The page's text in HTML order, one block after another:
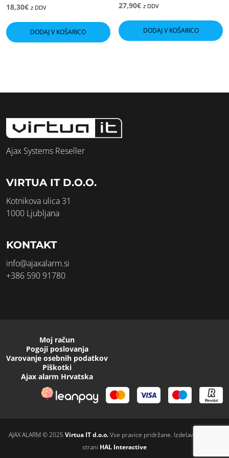
18,30€ z DDV
DODAJ V KOŠARICO
27,90€ z DDV
DODAJ V KOŠARICO
Ajax Systems Reseller
VIRTUA IT D.O.O.
Kotnikova ulica 31
1000 Ljubljana
KONTAKT
info@ajaxalarm.si
+386 590 91780
Moj račun
Pogoji poslovanja
Varovanje osebnih podatkov
Piškotki
Ajax alarm Hrvatska
AJAX ALARM © 2025 Virtua IT d.o.o.Vse pravice pridržane. Izdelava spletnih
strani HAL Interactive